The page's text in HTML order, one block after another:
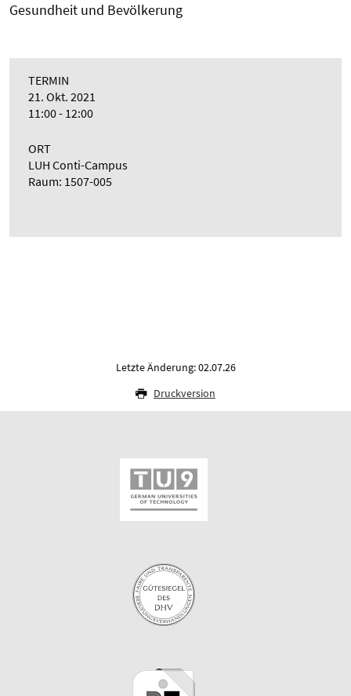
Gesundheit und Bevölkerung
TERMIN
21. Okt. 2021
11:00 - 12:00
ORT
LUH Conti-Campus
Raum: 1507-005
Letzte Änderung: 02.07.26
Druckversion